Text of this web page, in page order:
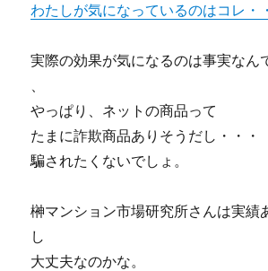
わたしが気になっているのはコレ・
実際の効果が気になるのは事実なん
、
やっぱり、ネットの商品って
たまに詐欺商品ありそうだし・・・
騙されたくないでしょ。
榊マンション市場研究所さんは実績
し
大丈夫なのかな。